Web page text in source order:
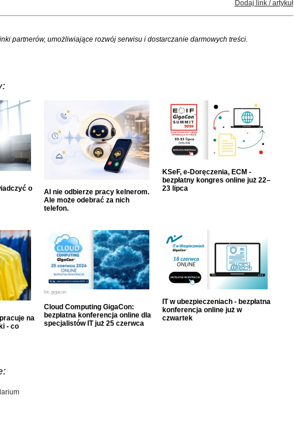
Dodaj link / artykuł
partnerów, umożliwiające rozwój serwisu i dostarczanie darmowych treści.
o
AI nie odbierze pracy kelnerom.
Ale może odebrać za nich
telefon.
KSeF, e-Doręczenia, ECM -
bezpłatny kongres online już 22–
23 lipca
na
- co
fot. gigacon
Cloud Computing GigaCon:
bezpłatna konferencja online dla
specjalistów IT już 25 czerwca
IT w ubezpieczeniach - bezpłatna
konferencja online już w
czwartek